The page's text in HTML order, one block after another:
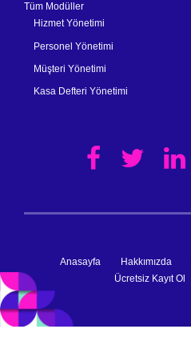
Tüm Modüller
Hizmet Yönetimi
Personel Yönetimi
Müşteri Yönetimi
Kasa Defteri Yönetimi
Anasayfa Hakkımızda
Ücretsiz Kayıt Ol